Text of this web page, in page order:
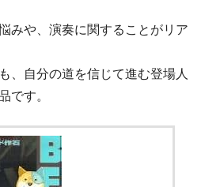
みや、演奏に関することがリア
、自分の道を信じて進む登場人
です。